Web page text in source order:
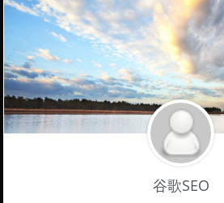
谷歌SEO